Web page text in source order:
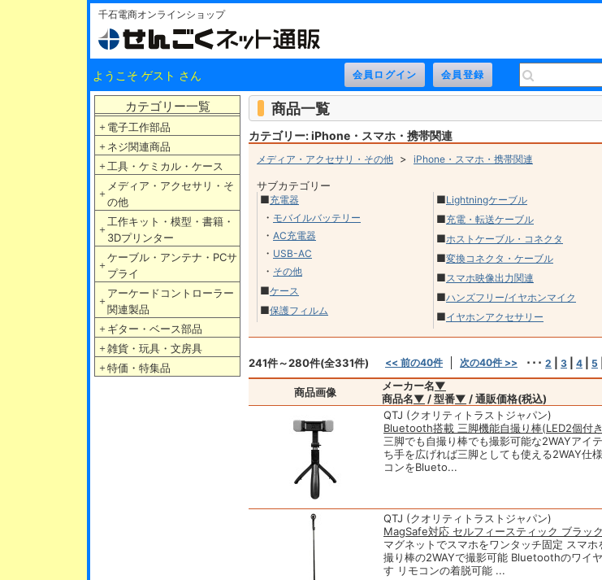
千石電商オンラインショップ
ようこそ ゲスト さん
カテゴリー一覧
＋ 電子工作部品
＋ ネジ関連商品
＋ 工具・ケミカル・ケース
＋
メディア・アクセサリ・そ
の他
＋
工作キット・模型・書籍・
3Dプリンター
＋
ケーブル・アンテナ・PCサ
プライ
＋
アーケードコントローラー
関連製品
＋ ギター・ベース部品
＋ 雑貨・玩具・文房具
＋ 特価・特集品
商品一覧
カテゴリー: iPhone・スマホ・携帯関連
メディア・アクセサリ・その他 > iPhone・スマホ・携帯関連
サブカテゴリー
■充電器
・ モバイルバッテリー
・ AC充電器
・ USB-AC
・ その他
■ケース
■保護フィルム
■Lightningケーブル
■充電・転送ケーブル
■ホストケーブル・コネクタ
■変換コネクタ・ケーブル
■スマホ映像出力関連
■ハンズフリー/イヤホンマイク
■イヤホンアクセサリー
241件～280件(全331件) << 前の40件 次の40件 >> ･･･ 2 3 4 5
商品画像 メーカー名▼
商品名▼ / 型番▼ / 通販価格(税込)
QTJ (クオリティトラストジャパン)
Bluetooth搭載 三脚機能自撮り棒(LED2個
三脚でも自撮り棒でも撮影可能な2WAYアイ
ち手を広げれば三脚としても使える2WAY仕
コンをBlueto...
QTJ (クオリティトラストジャパン)
MagSafe対応 セルフィースティック ブラ
マグネットでスマホをワンタッチ固定 スマ
撮り棒の2WAYで撮影可能 Bluetoothのワイ
す リモコンの着脱可能 ...